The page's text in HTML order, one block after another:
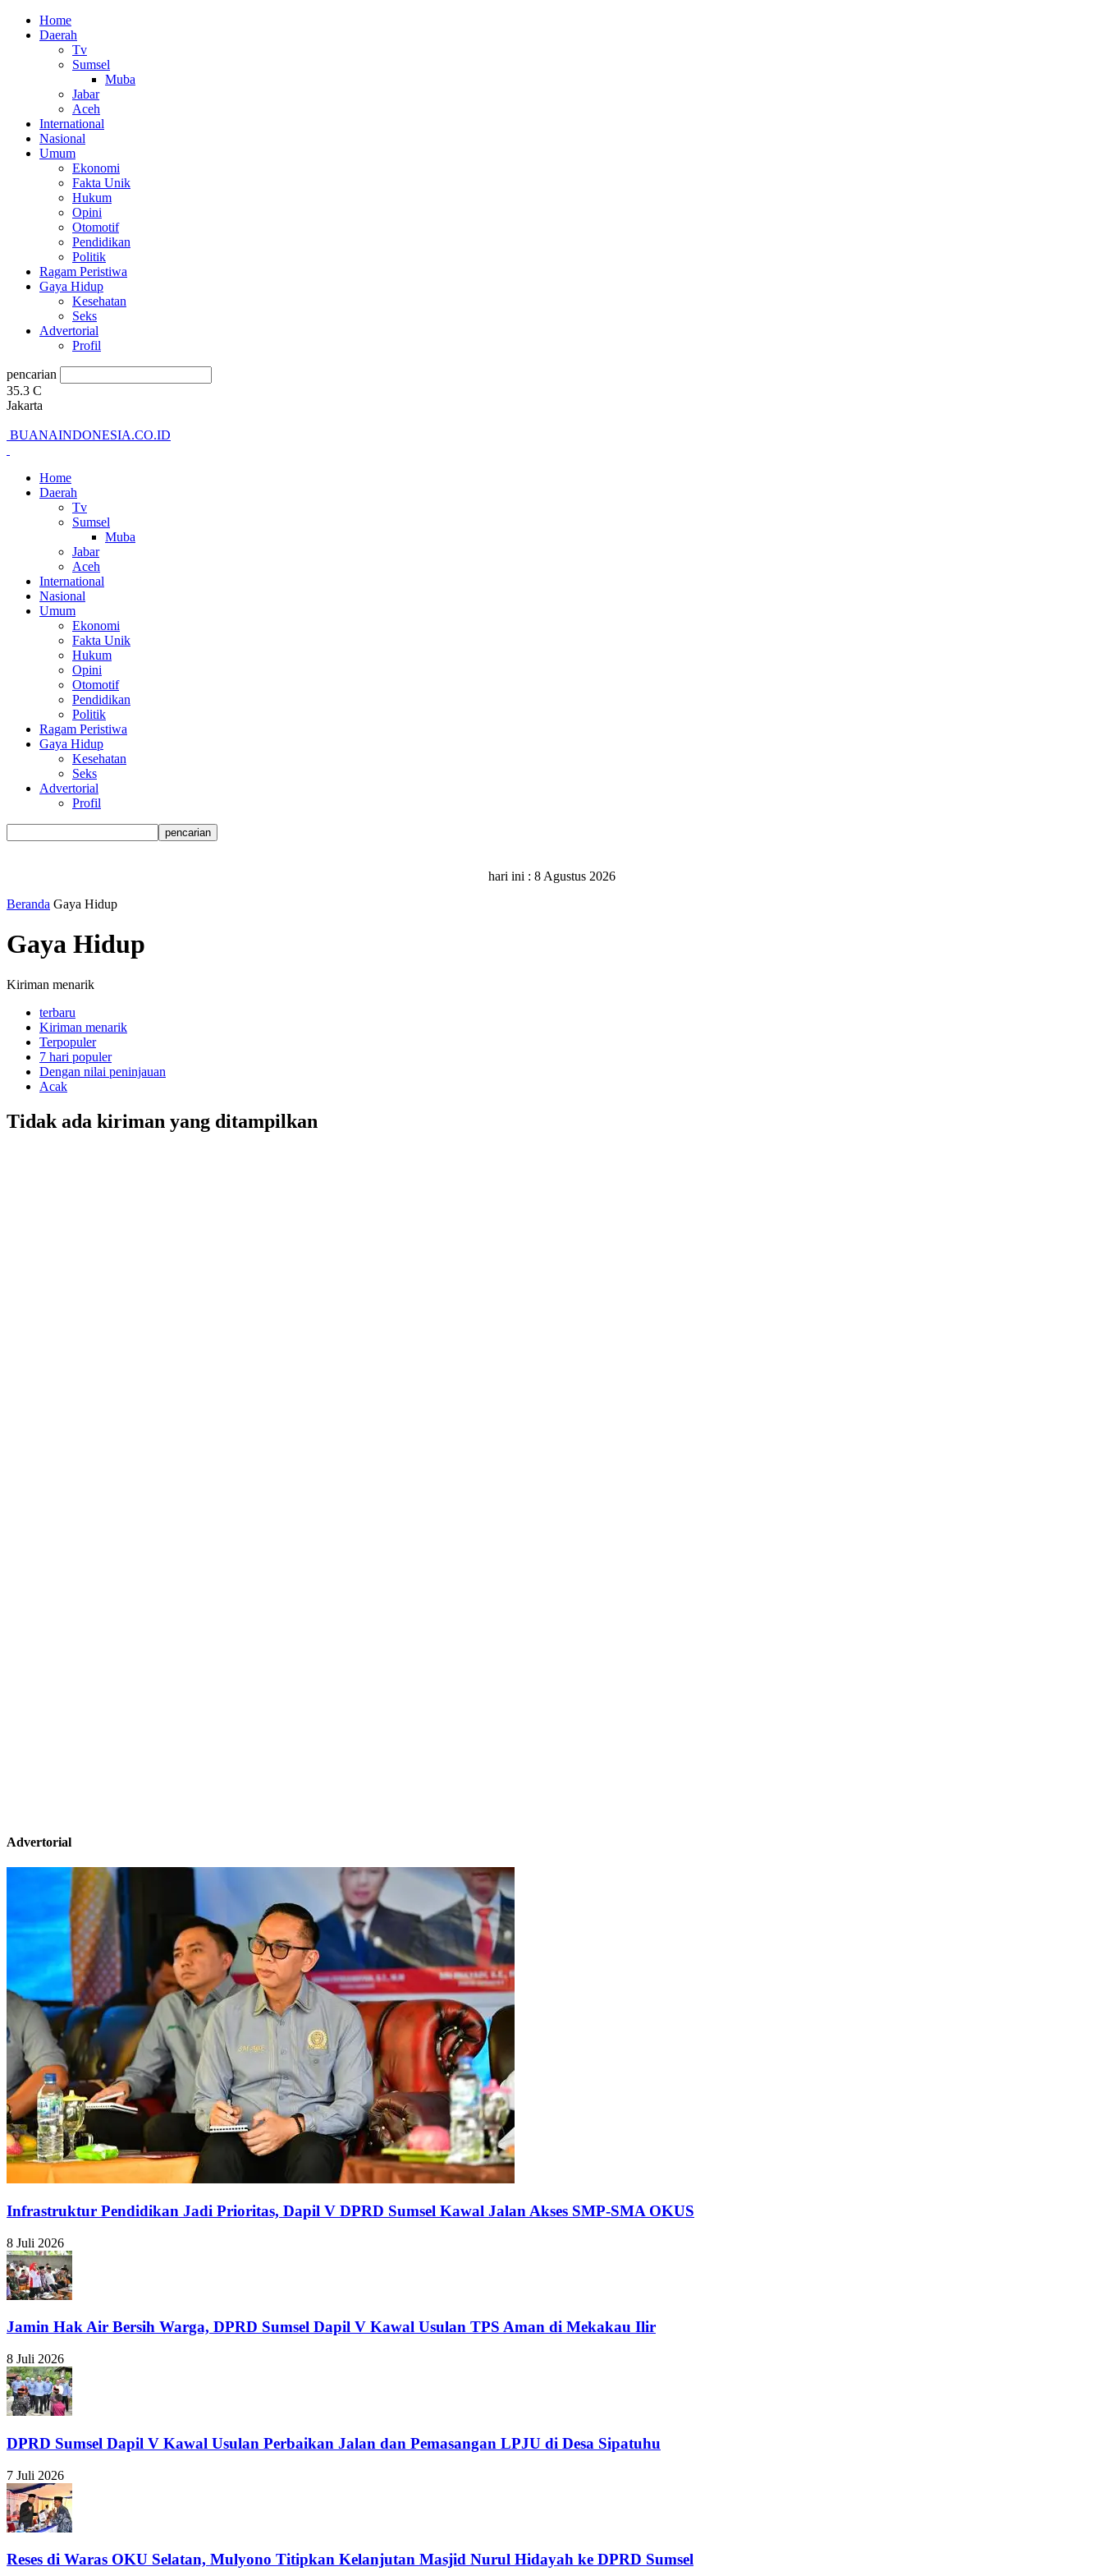
Home
Daerah
Tv
Sumsel
Muba
Jabar
Aceh
International
Nasional
Umum
Ekonomi
Fakta Unik
Hukum
Opini
Otomotif
Pendidikan
Politik
Ragam Peristiwa
Gaya Hidup
Kesehatan
Seks
Advertorial
Profil
pencarian
35.3 C
Jakarta
BUANAINDONESIA.CO.ID
Home
Daerah
Tv
Sumsel
Muba
Jabar
Aceh
International
Nasional
Umum
Ekonomi
Fakta Unik
Hukum
Opini
Otomotif
Pendidikan
Politik
Ragam Peristiwa
Gaya Hidup
Kesehatan
Seks
Advertorial
Profil
hari ini : 8 Agustus 2026
Beranda Gaya Hidup
Gaya Hidup
Kiriman menarik
terbaru
Kiriman menarik
Terpopuler
7 hari populer
Dengan nilai peninjauan
Acak
Tidak ada kiriman yang ditampilkan
Advertorial
Infrastruktur Pendidikan Jadi Prioritas, Dapil V DPRD Sumsel Kawal Jalan Akses SMP-SMA OKUS
8 Juli 2026
Jamin Hak Air Bersih Warga, DPRD Sumsel Dapil V Kawal Usulan TPS Aman di Mekakau Ilir
8 Juli 2026
DPRD Sumsel Dapil V Kawal Usulan Perbaikan Jalan dan Pemasangan LPJU di Desa Sipatuhu
7 Juli 2026
Reses di Waras OKU Selatan, Mulyono Titipkan Kelanjutan Masjid Nurul Hidayah ke DPRD Sumsel